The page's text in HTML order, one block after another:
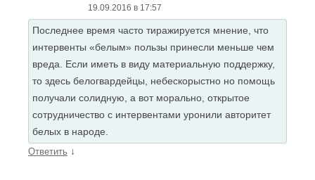
19.09.2016 в 17:57
Последнее время часто тиражируется мнение, что
интервенты «белым» пользы принесли меньше чем
вреда. Если иметь в виду материальную поддержку,
то здесь белогвардейцы, небескорыстно но помощь
получали солидную, а вот морально, открытое
сотрудничество с интервентами уронили авторитет
белых в народе.
Ответить ↓